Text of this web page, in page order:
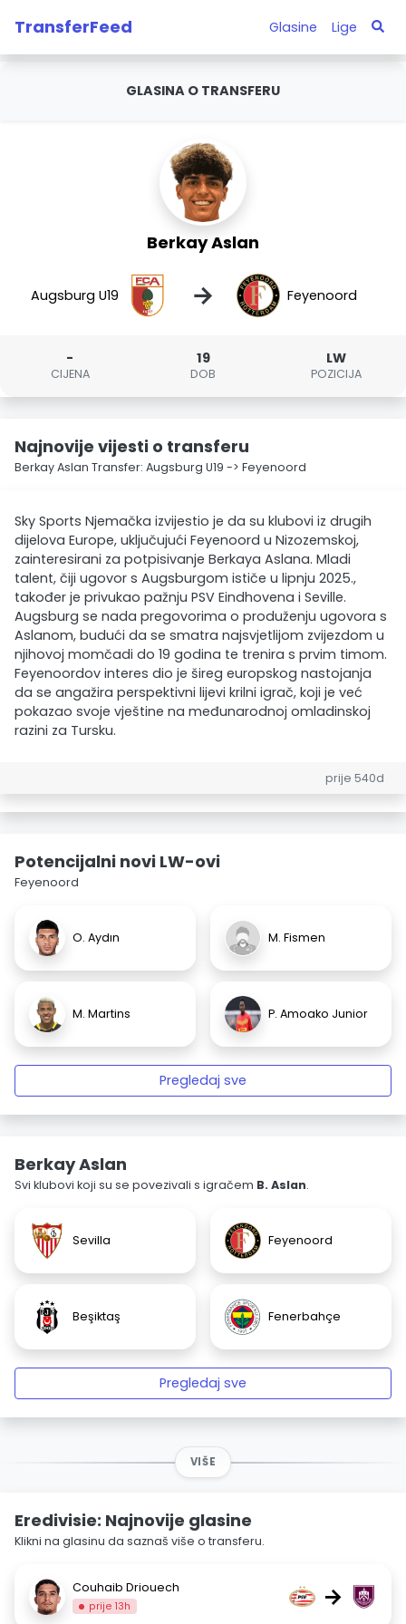
TransferFeed Glasine Lige
GLASINA O TRANSFERU
Berkay Aslan
Augsburg U19 → Feyenoord
-
CIJENA
19
DOB
LW
POZICIJA
Najnovije vijesti o transferu
Berkay Aslan Transfer: Augsburg U19 -> Feyenoord
Sky Sports Njemačka izvijestio je da su klubovi iz drugih
dijelova Europe, uključujući Feyenoord u Nizozemskoj,
zainteresirani za potpisivanje Berkaya Aslana. Mladi
talent, čiji ugovor s Augsburgom ističe u lipnju 2025.,
također je privukao pažnju PSV Eindhovena i Seville.
Augsburg se nada pregovorima o produženju ugovora s
Aslanom, budući da se smatra najsvjetlijom zvijezdom u
njihovoj momčadi do 19 godina te trenira s prvim timom.
Feyenoordov interes dio je šireg europskog nastojanja
da se angažira perspektivni lijevi krilni igrač, koji je već
pokazao svoje vještine na međunarodnoj omladinskoj
razini za Tursku.
prije 540d
Potencijalni novi LW-ovi
Feyenoord
O. Aydın M. Fismen
M. Martins P. Amoako Junior
Pregledaj sve
Berkay Aslan
Svi klubovi koji su se povezivali s igračem B. Aslan.
Sevilla Feyenoord
Beşiktaş Fenerbahçe
Pregledaj sve
VIŠE
Eredivisie: Najnovije glasine
Klikni na glasinu da saznaš više o transferu.
Couhaib Driouech
prije 13h →